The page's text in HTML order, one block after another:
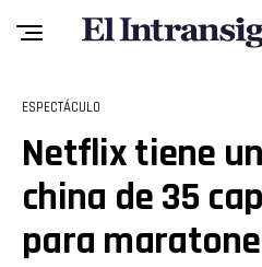
ESPECTÁCULO
Netflix tiene
china de 35
para